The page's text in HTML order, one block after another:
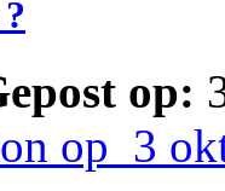
op:
op 3